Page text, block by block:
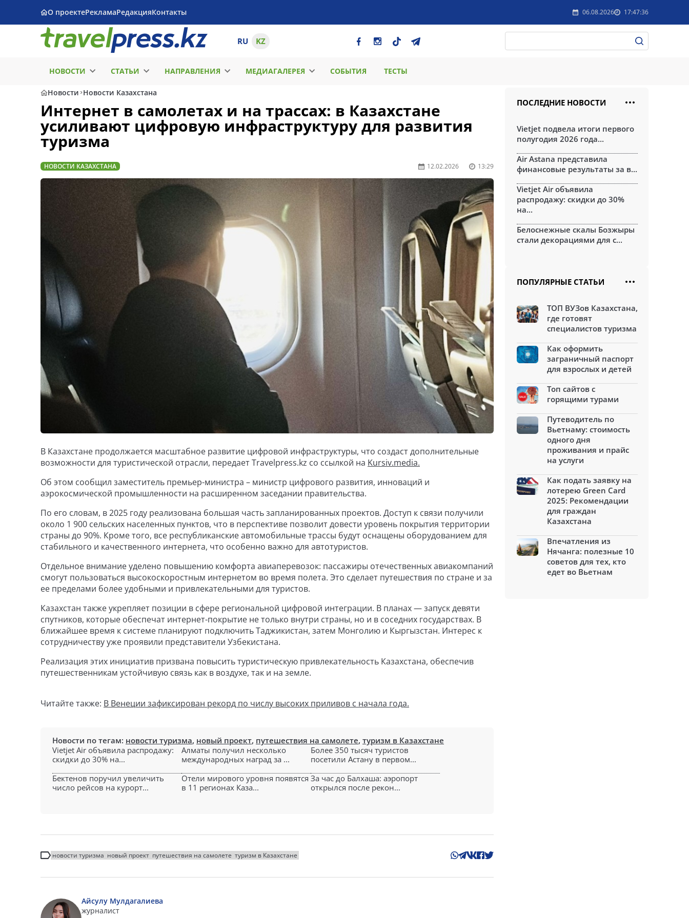
О проектеРекламаРедакцияКонтакты 06.08.2026 17:47:36
RU KZ
НОВОСТИ СТАТЬИ НАПРАВЛЕНИЯ МЕДИАГАЛЕРЕЯ СОБЫТИЯ ТЕСТЫ
Новости Новости Казахстана
Интернет в самолетах и на трассах: в Казахстане
усиливают цифровую инфраструктуру для развития
туризма
НОВОСТИ КАЗАХСТАНА 12.02.2026 13:29
В Казахстане продолжается масштабное развитие цифровой инфраструктуры, что создаст дополнительные
возможности для туристической отрасли, передает Travelpress.kz со ссылкой на Kursiv.media.
Об этом сообщил заместитель премьер-министра – министр цифрового развития, инноваций и
аэрокосмической промышленности на расширенном заседании правительства.
По его словам, в 2025 году реализована большая часть запланированных проектов. Доступ к связи получили
около 1 900 сельских населенных пунктов, что в перспективе позволит довести уровень покрытия территории
страны до 90%. Кроме того, все республиканские автомобильные трассы будут оснащены оборудованием для
стабильного и качественного интернета, что особенно важно для автотуристов.
Отдельное внимание уделено повышению комфорта авиаперевозок: пассажиры отечественных авиакомпаний
смогут пользоваться высокоскоростным интернетом во время полета. Это сделает путешествия по стране и за
ее пределами более удобными и привлекательными для туристов.
Казахстан также укрепляет позиции в сфере региональной цифровой интеграции. В планах — запуск девяти
спутников, которые обеспечат интернет-покрытие не только внутри страны, но и в соседних государствах. В
ближайшее время к системе планируют подключить Таджикистан, затем Монголию и Кыргызстан. Интерес к
сотрудничеству уже проявили представители Узбекистана.
Реализация этих инициатив призвана повысить туристическую привлекательность Казахстана, обеспечив
путешественникам устойчивую связь как в воздухе, так и на земле.
Читайте также: В Венеции зафиксирован рекорд по числу высоких приливов с начала года.
Новости по тегам: новости туризма, новый проект, путешествия на самолете, туризм в Казахстане
Vietjet Air объявила распродажу:
скидки до 30% на...
Алматы получил несколько
международных наград за ...
Более 350 тысяч туристов
посетили Астану в первом...
Бектенов поручил увеличить
число рейсов на курорт...
Отели мирового уровня появятся
в 11 регионах Каза...
За час до Балхаша: аэропорт
открылся после рекон...
новости туризма новый проект путешествия на самолете туризм в Казахстане
Айсулу Мулдагалиева
журналист
ПОСЛЕДНИЕ НОВОСТИ
Vietjet подвела итоги первого
полугодия 2026 года...
Air Astana представила
финансовые результаты за в...
Vietjet Air объявила
распродажу: скидки до 30%
на...
Белоснежные скалы Бозжыры
стали декорациями для с...
ПОПУЛЯРНЫЕ СТАТЬИ
ТОП ВУЗов Казахстана,
где готовят
специалистов туризма
Как оформить
заграничный паспорт
для взрослых и детей
Топ сайтов с
горящими турами
Путеводитель по
Вьетнаму: стоимость
одного дня
проживания и прайс
на услуги
Как подать заявку на
лотерею Green Card
2025: Рекомендации
для граждан
Казахстана
Впечатления из
Нячанга: полезные 10
советов для тех, кто
едет во Вьетнам